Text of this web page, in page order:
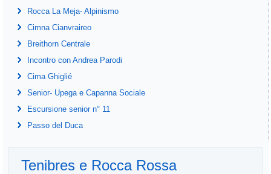
Rocca La Meja- Alpinismo
Cimna Cianvraireo
Breithorn Centrale
Incontro con Andrea Parodi
Cima Ghiglié
Senior- Upega e Capanna Sociale
Escursione senior n° 11
Passo del Duca
Tenibres e Rocca Rossa